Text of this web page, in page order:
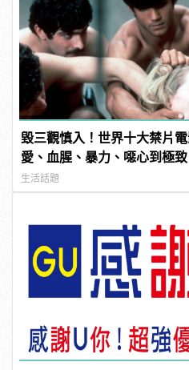
毀三觀慎入！世界十大禁片
愛、血腥、暴力、噁心到極致
生活話題